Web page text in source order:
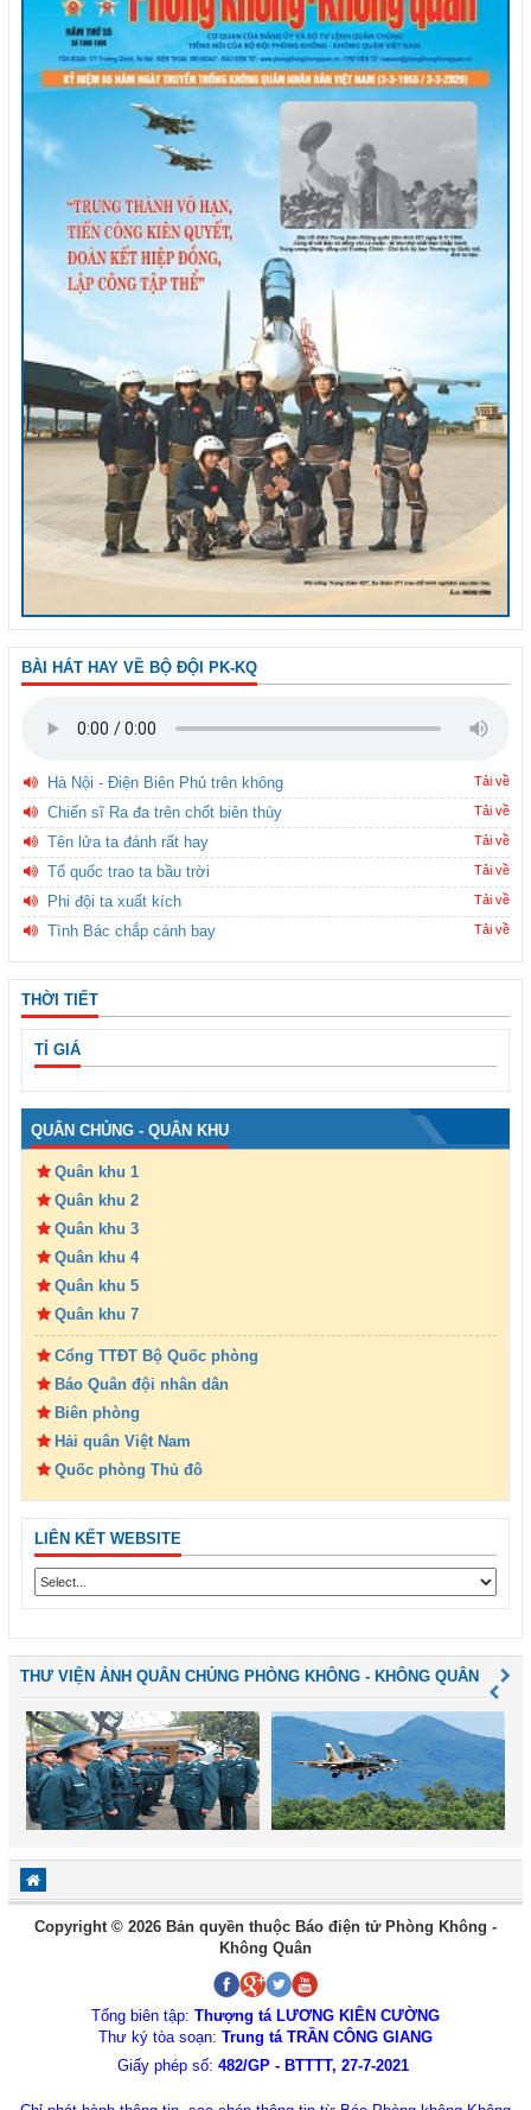
BÀI HÁT HAY VỀ BỘ ĐỘI PK-KQ
Hà Nội - Điện Biên Phủ trên không Tải về
Chiến sĩ Ra đa trên chốt biên thùy Tải về
Tên lửa ta đánh rất hay Tải về
Tổ quốc trao ta bầu trời Tải về
Phi đội ta xuất kích Tải về
Tình Bác chắp cánh bay Tải về
THỜI TIẾT
TỈ GIÁ
QUÂN CHỦNG - QUÂN KHU
Quân khu 1
Quân khu 2
Quân khu 3
Quân khu 4
Quân khu 5
Quân khu 7
Cổng TTĐT Bộ Quốc phòng
Báo Quân đội nhân dân
Biên phòng
Hải quân Việt Nam
Quốc phòng Thủ đô
LIÊN KẾT WEBSITE
THƯ VIỆN ẢNH QUÂN CHỦNG PHÒNG KHÔNG - KHÔNG QUÂN
Copyright © 2026 Bản quyền thuộc Báo điện tử Phòng Không -
Không Quân
Tổng biên tập: Thượng tá LƯƠNG KIÊN CƯỜNG
Thư ký tòa soạn: Trung tá TRẦN CÔNG GIANG
Giấy phép số: 482/GP - BTTTT, 27-7-2021